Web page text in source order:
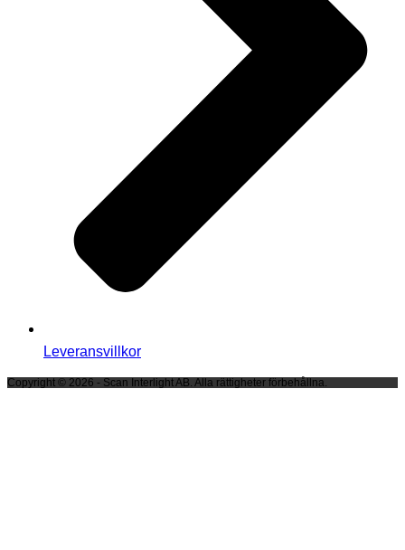
Leveransvillkor
Copyright © 2026 - Scan Interlight AB. Alla rättigheter förbehållna.